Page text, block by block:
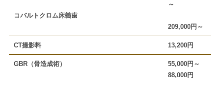
コバルトクロム床義歯
～
209,000円～
CT撮影料 13,200円
GBR（骨造成術）
55,000円～
88,000円